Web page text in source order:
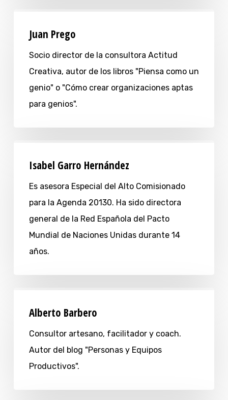
Juan Prego
Socio director de la consultora Actitud
Creativa, autor de los libros "Piensa como un
genio" o "Cómo crear organizaciones aptas
para genios".
Isabel Garro Hernández
Es asesora Especial del Alto Comisionado
para la Agenda 20130. Ha sido directora
general de la Red Española del Pacto
Mundial de Naciones Unidas durante 14
años.
Alberto Barbero
Consultor artesano, facilitador y coach.
Autor del blog "Personas y Equipos
Productivos".